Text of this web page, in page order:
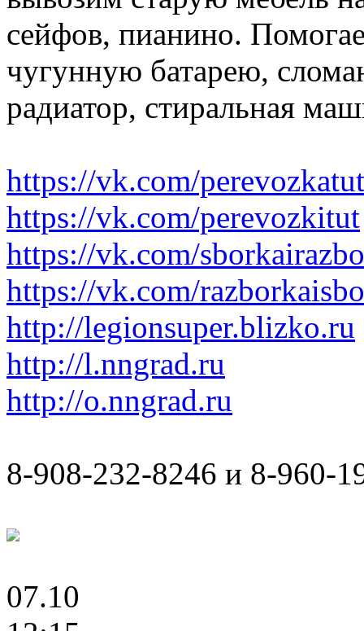
сейфов, пианино.
чугунную батарею,
радиатор, стиральная
https://vk.com/perevozkatut
https://vk.com/perevozkitut
https://vk.com/
https://vk.com/
http://legionsuper.blizko.ru
http://l.nngrad.ru
http://o.nngrad.ru
8-908-232-8246 и 8-960-
07.10